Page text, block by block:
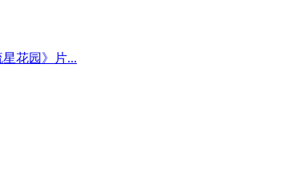
星花园》片...